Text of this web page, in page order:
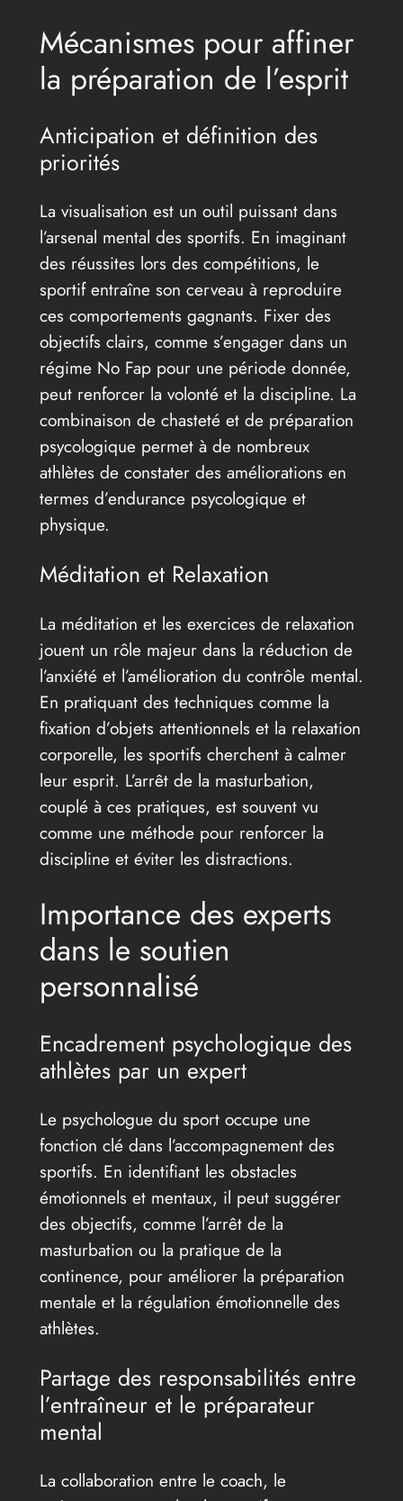
Mécanismes pour affiner
la préparation de l’esprit
Anticipation et définition des
priorités
La visualisation est un outil puissant dans
l’arsenal mental des sportifs. En imaginant
des réussites lors des compétitions, le
sportif entraîne son cerveau à reproduire
ces comportements gagnants. Fixer des
objectifs clairs, comme s’engager dans un
régime No Fap pour une période donnée,
peut renforcer la volonté et la discipline. La
combinaison de chasteté et de préparation
psycologique permet à de nombreux
athlètes de constater des améliorations en
termes d’endurance psycologique et
physique.
Méditation et Relaxation
La méditation et les exercices de relaxation
jouent un rôle majeur dans la réduction de
l’anxiété et l’amélioration du contrôle mental.
En pratiquant des techniques comme la
fixation d’objets attentionnels et la relaxation
corporelle, les sportifs cherchent à calmer
leur esprit. L’arrêt de la masturbation,
couplé à ces pratiques, est souvent vu
comme une méthode pour renforcer la
discipline et éviter les distractions.
Importance des experts
dans le soutien
personnalisé
Encadrement psychologique des
athlètes par un expert
Le psychologue du sport occupe une
fonction clé dans l’accompagnement des
sportifs. En identifiant les obstacles
émotionnels et mentaux, il peut suggérer
des objectifs, comme l’arrêt de la
masturbation ou la pratique de la
continence, pour améliorer la préparation
mentale et la régulation émotionnelle des
athlètes.
Partage des responsabilités entre
l’entraîneur et le préparateur
mental
La collaboration entre le coach, le